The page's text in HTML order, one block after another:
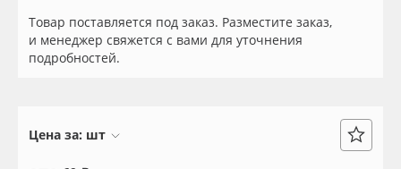
Бренды
Оплата
Самоклеящиеся плёнки
Чернила
Товар поставляется под заказ. Разместите заказ,
и менеджер свяжется с вами для уточнения
подробностей.
Цена за: шт